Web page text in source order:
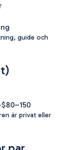
guide och
är privat eller